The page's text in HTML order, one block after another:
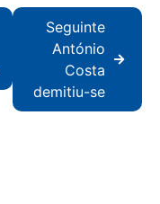
Seguinte
António
Costa
demitiu-se